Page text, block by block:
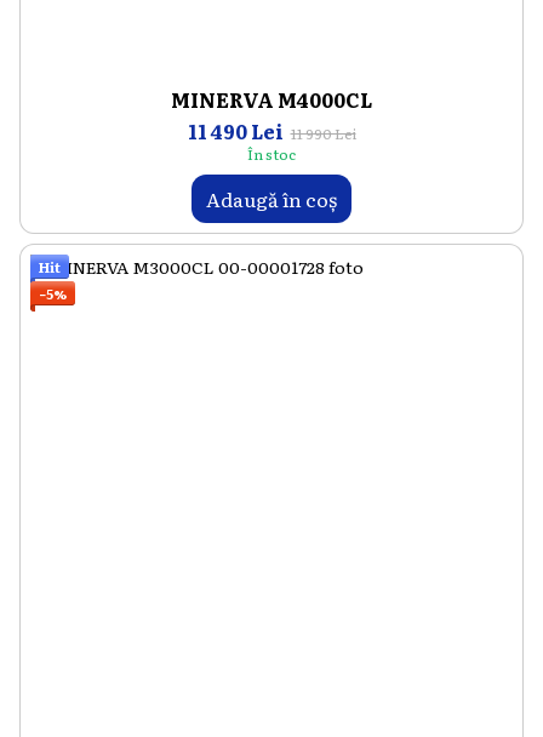
MINERVA M4000CL
11 490 Lei 11 990 Lei
În stoc
Adaugă în coș
Hit
−5%